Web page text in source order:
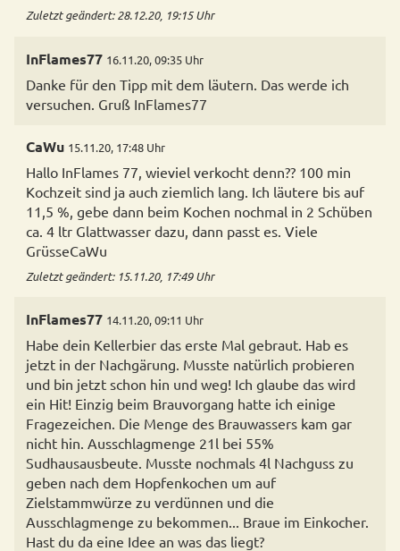
Zuletzt geändert: 28.12.20, 19:15 Uhr
InFlames77 16.11.20, 09:35 Uhr
Danke für den Tipp mit dem läutern. Das werde ich
versuchen. Gruß InFlames77
CaWu 15.11.20, 17:48 Uhr
Hallo InFlames 77, wieviel verkocht denn?? 100 min
Kochzeit sind ja auch ziemlich lang. Ich läutere bis auf
11,5 %, gebe dann beim Kochen nochmal in 2 Schüben
ca. 4 ltr Glattwasser dazu, dann passt es. Viele
GrüsseCaWu
Zuletzt geändert: 15.11.20, 17:49 Uhr
InFlames77 14.11.20, 09:11 Uhr
Habe dein Kellerbier das erste Mal gebraut. Hab es
jetzt in der Nachgärung. Musste natürlich probieren
und bin jetzt schon hin und weg! Ich glaube das wird
ein Hit! Einzig beim Brauvorgang hatte ich einige
Fragezeichen. Die Menge des Brauwassers kam gar
nicht hin. Ausschlagmenge 21l bei 55%
Sudhausausbeute. Musste nochmals 4l Nachguss zu
geben nach dem Hopfenkochen um auf
Zielstammwürze zu verdünnen und die
Ausschlagmenge zu bekommen... Braue im Einkocher.
Hast du da eine Idee an was das liegt?